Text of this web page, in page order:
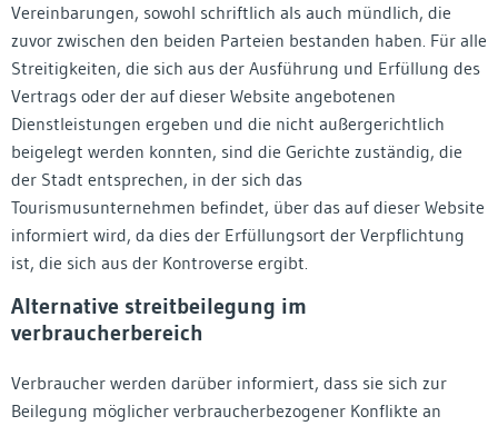
Vereinbarungen, sowohl schriftlich als auch mündlich, die
zuvor zwischen den beiden Parteien bestanden haben. Für alle
Streitigkeiten, die sich aus der Ausführung und Erfüllung des
Vertrags oder der auf dieser Website angebotenen
Dienstleistungen ergeben und die nicht außergerichtlich
beigelegt werden konnten, sind die Gerichte zuständig, die
der Stadt entsprechen, in der sich das
Tourismusunternehmen befindet, über das auf dieser Website
informiert wird, da dies der Erfüllungsort der Verpflichtung
ist, die sich aus der Kontroverse ergibt.
Alternative streitbeilegung im
verbraucherbereich
Verbraucher werden darüber informiert, dass sie sich zur
Beilegung möglicher verbraucherbezogener Konflikte an